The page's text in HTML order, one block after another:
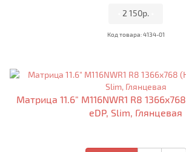
2 150р.
Код товара: 4134-01
Матрица 11.6" M116NWR1 R8
eDP, Slim, Глянцевая